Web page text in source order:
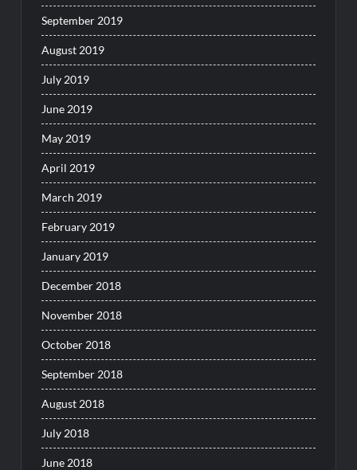
September 2019
August 2019
July 2019
June 2019
May 2019
April 2019
March 2019
February 2019
January 2019
December 2018
November 2018
October 2018
September 2018
August 2018
July 2018
June 2018